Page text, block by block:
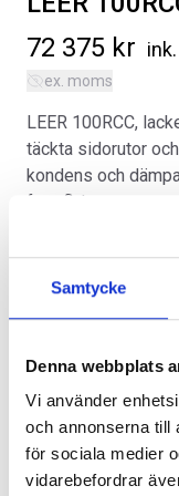
Samtycke
Denna webbplats
Vi använder
och annonserna till
för sociala medier
vidarebefordrar
SVARTA RAM EMBLEM I
FRAMDÖRRAR
808kr
72 375 kr
ex. moms
LEER 100RCC,
täckta sidorutor
kondens och
fots flak.
Alternativ